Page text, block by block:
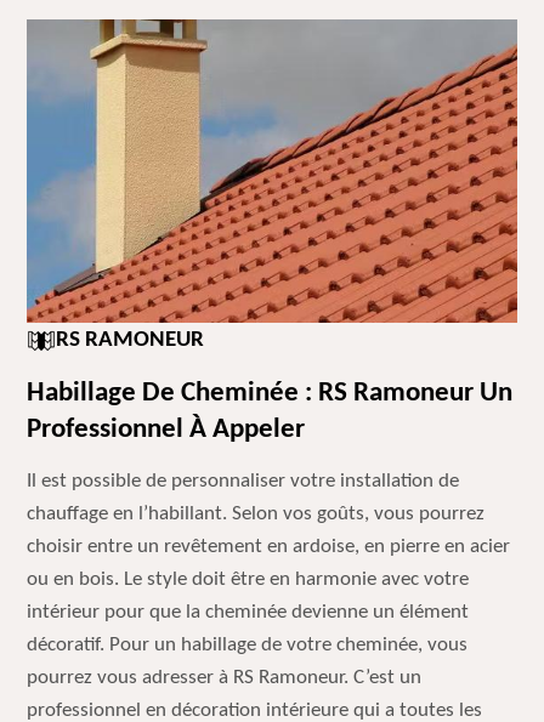
RS RAMONEUR
Habillage De Cheminée : RS Ramoneur Un
Professionnel À Appeler
Il est possible de personnaliser votre installation de
chauffage en l’habillant. Selon vos goûts, vous pourrez
choisir entre un revêtement en ardoise, en pierre en acier
ou en bois. Le style doit être en harmonie avec votre
intérieur pour que la cheminée devienne un élément
décoratif. Pour un habillage de votre cheminée, vous
pourrez vous adresser à RS Ramoneur. C’est un
professionnel en décoration intérieure qui a toutes les